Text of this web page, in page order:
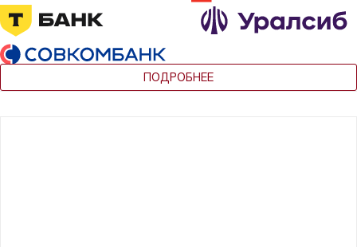
ПОДРОБНЕЕ